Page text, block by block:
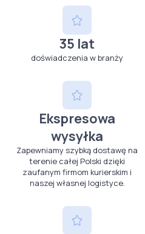
35 lat
doświadczenia w branży
Ekspresowa
wysyłka
Zapewniamy szybką dostawę na
terenie całej Polski dzięki
zaufanym firmom kurierskim i
naszej własnej logistyce.